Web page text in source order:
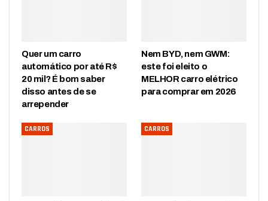
Quer um carro
automático por até R$
20 mil? É bom saber
disso antes de se
arrepender
Nem BYD, nem GWM:
este foi eleito o
MELHOR carro elétrico
para comprar em 2026
CARROS CARROS